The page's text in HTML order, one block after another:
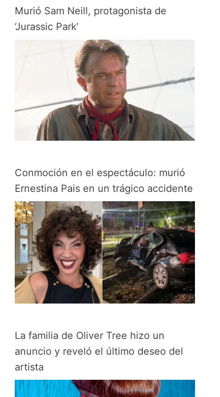
Murió Sam Neill, protagonista de
‘Jurassic Park’
Conmoción en el espectáculo: murió
Ernestina Pais en un trágico accidente
La familia de Oliver Tree hizo un
anuncio y reveló el último deseo del
artista